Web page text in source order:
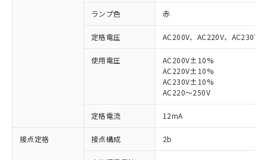
ランプ色 赤
定格電圧 AC200V、AC220V、AC230V
使用電圧
AC200V±10%
AC220V±10%
AC230V±10%
AC220～250V
定格電流 12mA
接点定格 接点構成 2b
対応済み：EU RoHS指令（10物質）の
非含有に対応した製品が提供可能な商品で
対応予定：EU RoHS指令（10物質）の非含
有に対応した製品に切り替える予定のある